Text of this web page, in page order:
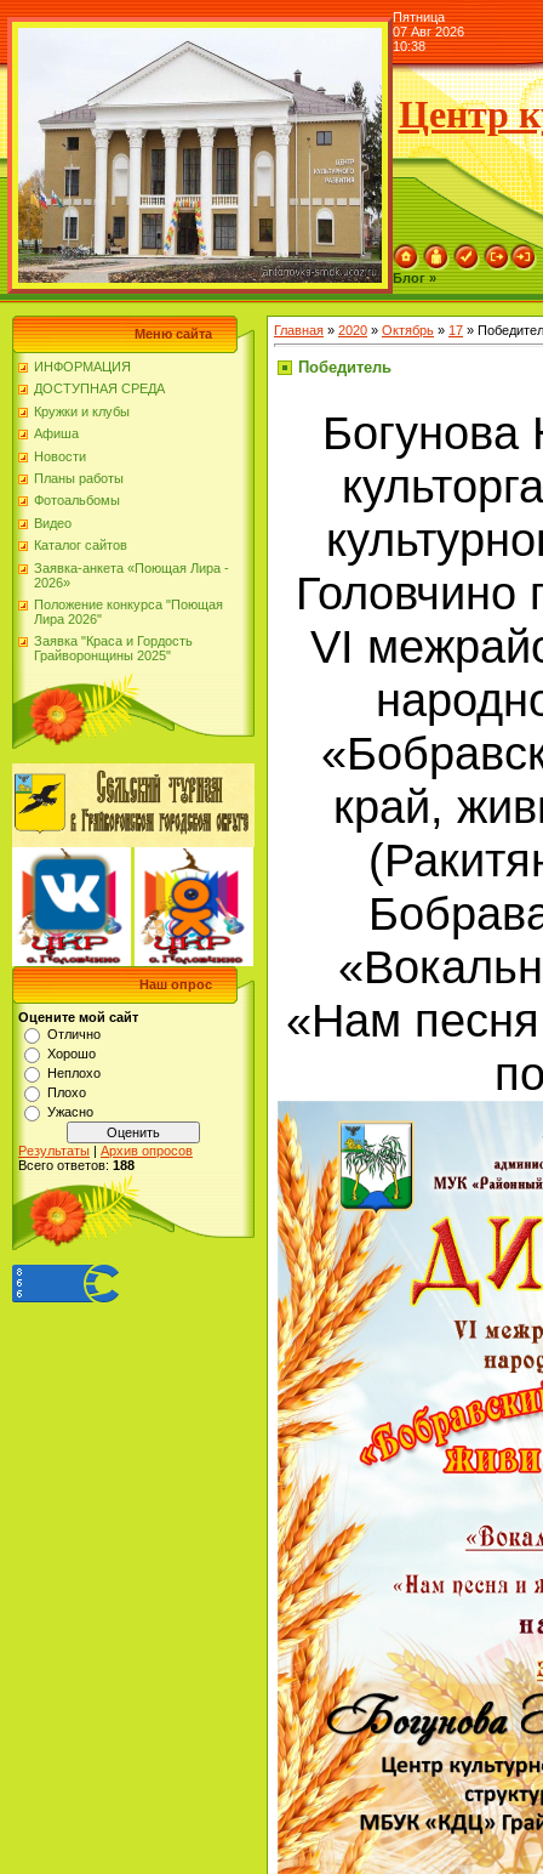
Пятница
07 Авг 2026
10:38
Центр
Блог »
Меню сайта
ИНФОРМАЦИЯ
ДОСТУПНАЯ СРЕДА
Кружки и клубы
Афиша
Новости
Планы работы
Фотоальбомы
Видео
Каталог сайтов
Заявка-анкета «Поющая Лира -
2026»
Положение конкурса "Поющая
Лира 2026"
Заявка "Краса и Гордость
Грайворонщины 2025"
Наш опрос
Оцените мой сайт
Отлично
Хорошо
Неплохо
Плохо
Ужасно
Результаты | Архив опросов
Всего ответов: 188
Главная » 2020 » Октябрь » 17 »
Победитель
Головчино
VI
край,
«Нам